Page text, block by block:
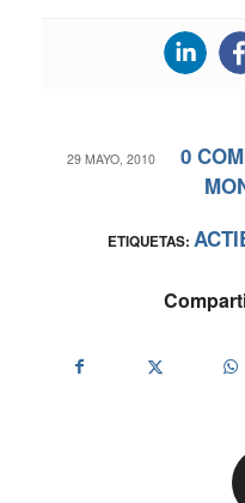
29 MAYO, 2010
/ 0
ETIQUETAS: